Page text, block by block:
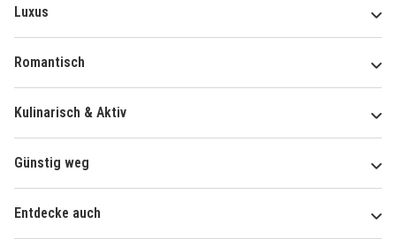
Luxus
Romantisch
Kulinarisch & Aktiv
Günstig weg
Entdecke auch